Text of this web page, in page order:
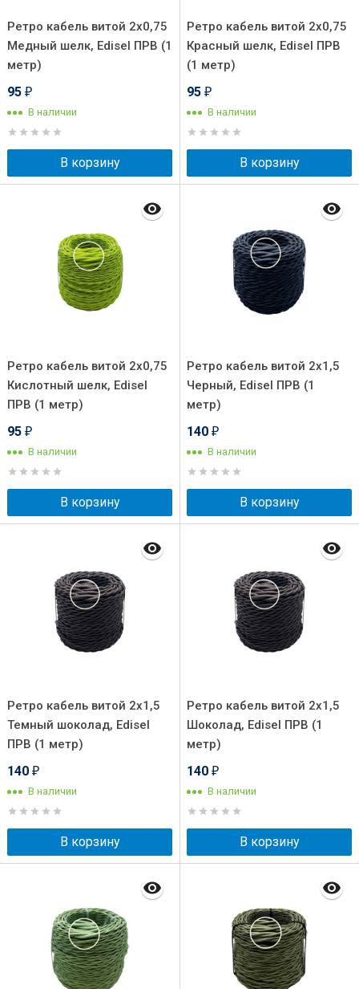
Ретро кабель витой 2x0,75
Медный шелк, Edisel ПРВ (1
метр)
95 ₽
В наличии
В корзину
Ретро кабель витой 2x0,75
Красный шелк, Edisel ПРВ
(1 метр)
95 ₽
В наличии
В корзину
Ретро кабель витой 2x0,75
Кислотный шелк, Edisel
ПРВ (1 метр)
95 ₽
В наличии
В корзину
Ретро кабель витой 2x1,5
Черный, Edisel ПРВ (1
метр)
140 ₽
В наличии
В корзину
Ретро кабель витой 2x1,5
Темный шоколад, Edisel
ПРВ (1 метр)
140 ₽
В наличии
В корзину
Ретро кабель витой 2x1,5
Шоколад, Edisel ПРВ (1
метр)
140 ₽
В наличии
В корзину